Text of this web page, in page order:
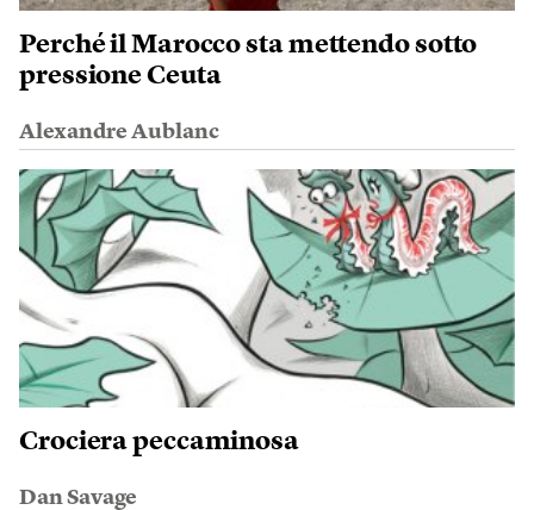
Perché il Marocco sta mettendo sotto
pressione Ceuta
Alexandre Aublanc
Crociera peccaminosa
Dan Savage